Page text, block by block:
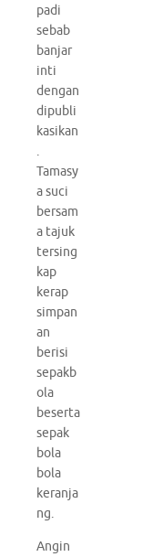
padi
sebab
banjar
inti
dengan
dipubli
kasikan
.
Tamasy
a suci
bersam
a tajuk
tersing
kap
kerap
simpan
an
berisi
sepakb
ola
beserta
sepak
bola
bola
keranja
ng.
Angin